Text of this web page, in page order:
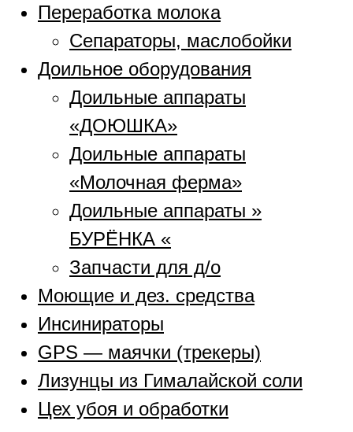
Переработка молока
Сепараторы, маслобойки
Доильное оборудования
Доильные аппараты
«ДОЮШКА»
Доильные аппараты
«Молочная ферма»
Доильные аппараты »
БУРЁНКА «
Запчасти для д/о
Моющие и дез. средства
Инсинираторы
GPS — маячки (трекеры)
Лизунцы из Гималайской соли
Цех убоя и обработки